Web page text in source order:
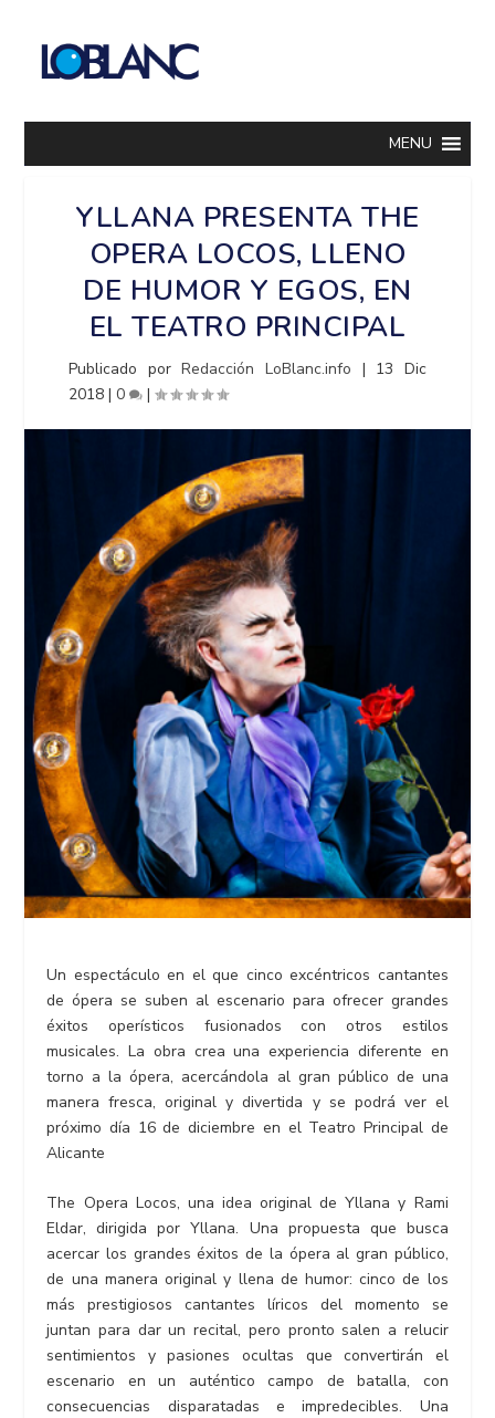
MENU
YLLANA PRESENTA THE
OPERA LOCOS, LLENO
DE HUMOR Y EGOS, EN
EL TEATRO PRINCIPAL
Publicado porRedacción LoBlanc.info | 13 Dic
2018 |0 |
Un espectáculo en el que cinco excéntricos cantantes
de ópera se suben al escenario para ofrecer grandes
éxitos operísticos fusionados con otros estilos
musicales. La obra crea una experiencia diferente en
torno a la ópera, acercándola al gran público de una
manera fresca, original y divertida y se podrá ver el
próximo día 16 de diciembre en el Teatro Principal de
Alicante
The Opera Locos, una idea original de Yllana y Rami
Eldar, dirigida por Yllana. Una propuesta que busca
acercar los grandes éxitos de la ópera al gran público,
de una manera original y llena de humor: cinco de los
más prestigiosos cantantes líricos del momento se
juntan para dar un recital, pero pronto salen a relucir
sentimientos y pasiones ocultas que convertirán el
escenario en un auténtico campo de batalla, con
consecuencias disparatadas e impredecibles. Una